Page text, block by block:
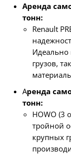
Аренда
тонн:
Renault
Идеально
грузов,
Аренда
тонн:
HOWO (3
тройной
крупных